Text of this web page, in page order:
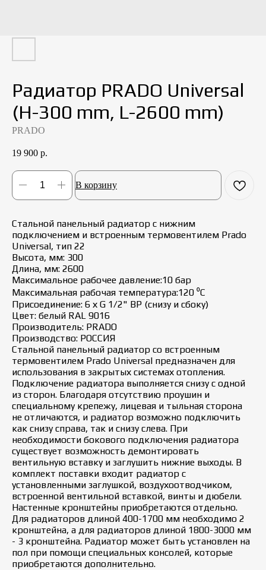
Радиатор PRADO Universal
(H-300 mm, L-2600 mm)
PRADO
19 900 р.
В корзину
Стальной панельный радиатор с нижним
подключением и встроенным термовентилем Prado
Universal, тип 22
Высота, мм: 300
Длина, мм: 2600
Максимальное рабочее давление:10 бар
Максимальная рабочая температура:120 ⁰С
Присоединение: 6 х G 1/2" ВР (снизу и сбоку)
Цвет: белый RAL 9016
Производитель: PRADO
Производство: РОССИЯ
Стальной панельный радиатор со встроенным
термовентилем Prado Universal предназначен для
использования в закрытых системах отопления.
Подключение радиатора выполняется снизу с одной
из сторон. Благодаря отсутствию проушин и
специальному крепежу, лицевая и тыльная сторона
не отличаются, и радиатор возможно подключить
как снизу справа, так и снизу слева. При
необходимости бокового подключения радиатора
существует возможность демонтировать
вентильную вставку и заглушить нижние выходы. В
комплект поставки входит радиатор с
установленными заглушкой, воздухоотводчиком,
встроенной вентильной вставкой, винты и дюбели.
Настенные кронштейны приобретаются отдельно.
Для радиаторов длиной 400-1700 мм необходимо 2
кронштейна, а для радиаторов длиной 1800-3000 мм
- 3 кронштейна. Радиатор может быть установлен на
пол при помощи специальных консолей, которые
приобретаются дополнительно.